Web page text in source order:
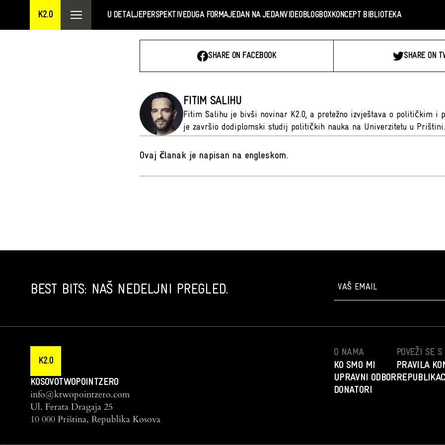
K2.0 U DETALJEPERSPEKTIVEDUGA FORMAJEDAN NA JEDANVIDEOBLOGBOXKONCEPT BIBLIOTEKA
SHARE ON FACEBOOK SHARE ON
FITIM SALIHU
Fitim Salihu je bivši novinar K2.0, a pretežno izvještava o političkim i
je završio dodiplomski studij političkih nauka na Univerzitetu u
Ovaj članak je napisan na engleskom.
BEST BITS: NAŠ NEDELJNI PREGLED.
K2.0
KOSOVOTWOPOINTZERO
info@ktwopointzero.com
Ul. Ferata Dragaja 25
10 000 Priština, Republika Kosova
O NAMA
KO SMO MI
UPRAVNI ODBOR
DONATORI
POVEŽI SE
PRAVILA